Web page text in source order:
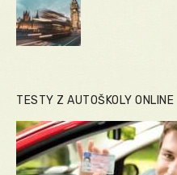
TESTY Z AUTOŠKOLY ONLINE